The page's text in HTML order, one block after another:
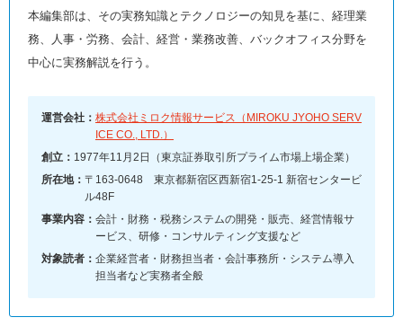
本編集部は、その実務知識とテクノロジーの知見を基に、経理業
務、人事・労務、会計、経営・業務改善、バックオフィス分野を
中心に実務解説を行う。
運営会社： 株式会社ミロク情報サービス（MIROKU JYOHO SERV
ICE CO., LTD.）
創立： 1977年11月2日（東京証券取引所プライム市場上場企業）
所在地： 〒163-0648 東京都新宿区西新宿1-25-1 新宿センタービ
ル48F
事業内容： 会計・財務・税務システムの開発・販売、経営情報サ
ービス、研修・コンサルティング支援など
対象読者： 企業経営者・財務担当者・会計事務所・システム導入
担当者など実務者全般